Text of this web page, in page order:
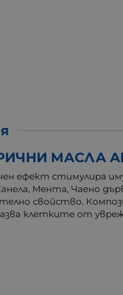
МАСЛА
ефект стимулира
Мента, Чаено
свойство.
клетките от